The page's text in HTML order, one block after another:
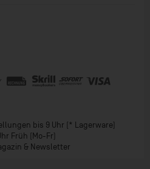
bis 9 Uhr (* Lagerware)
Früh (Mo-Fr)
& Newsletter